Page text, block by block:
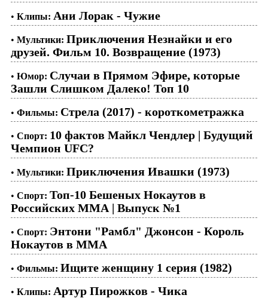
• Клипы: Ани Лорак - Чужие
• Мультики: Приключения Незнайки и его
друзей. Фильм 10. Возвращение (1973)
• Юмор: Случаи в Прямом Эфире, которые
Зашли Слишком Далеко! Топ 10
• Фильмы: Стрела (2017) - короткометражка
• Спорт: 10 фактов Майкл Чендлер | Будущий
Чемпион UFC?
• Мультики: Приключения Ивашки (1973)
• Спорт: Топ-10 Бешеных Нокаутов в
Российских ММА | Выпуск №1
• Спорт: Энтони "Рамбл" Джонсон - Король
Нокаутов в ММА
• Фильмы: Ищите женщину 1 серия (1982)
• Клипы: Артур Пирожков - Чика